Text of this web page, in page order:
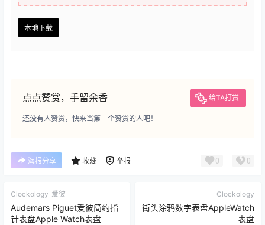
本地下载
点点赞赏，手留余香 给TA打赏
还没有人赞赏，快来当第一个赞赏的人吧！
海报分享 收藏 举报 0 0
Clockology 爱彼
Audemars Piguet爱彼简约指
针表盘Apple Watch表盘
Clockology
街头涂鸦数字表盘AppleWatch
表盘